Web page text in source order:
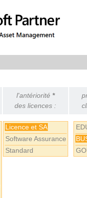
l'antériorité *
des licences :
Licence et SA
Software Assurance
Standard